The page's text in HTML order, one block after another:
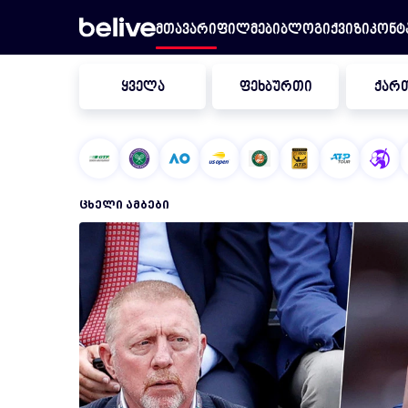
მთავარიფილმებიბლოგიქვიზი
ყველა ფეხბურთი
ᲪᲮᲔᲚᲘ ᲐᲛᲑᲔᲑᲘ